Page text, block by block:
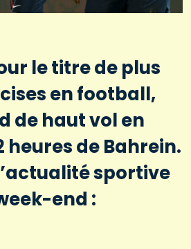
le titre de plus
en football,
de haut vol en
heures de Bahrein.
sportive
end :